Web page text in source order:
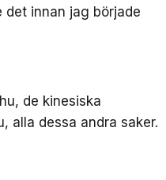
innan jag började
de kinesiska
alla dessa andra saker.